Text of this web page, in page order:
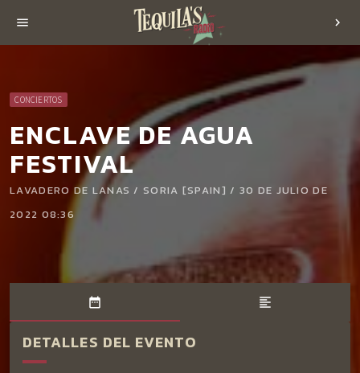
menu chevron_right
CONCIERTOS
ENCLAVE DE AGUA
FESTIVAL
LAVADERO DE LANAS / SORIA [SPAIN] / 30 DE JULIO DE
2022 08:36
date_range format_align_left
DETALLES DEL EVENTO